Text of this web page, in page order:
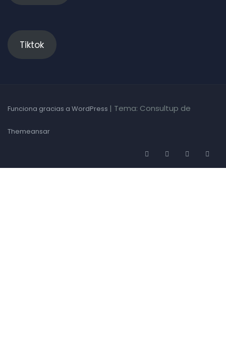
Tiktok
Funciona gracias a WordPress | Tema: Consultup de
Themeansar